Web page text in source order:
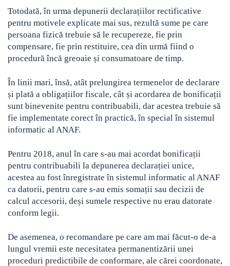
Totodată, în urma depunerii declarațiilor rectificative
pentru motivele explicate mai sus, rezultă sume pe care
persoana fizică trebuie să le recupereze, fie prin
compensare, fie prin restituire, cea din urmă fiind o
procedură încă greoaie și consumatoare de timp.
În linii mari, însă, atât prelungirea termenelor de declarare
și plată a obligațiilor fiscale, cât și acordarea de bonificații
sunt binevenite pentru contribuabili, dar acestea trebuie să
fie implementate corect în practică, în special în sistemul
informatic al ANAF.
Pentru 2018, anul în care s-au mai acordat bonificații
pentru contribuabili la depunerea declarației unice,
acestea au fost înregistrate în sistemul informatic al ANAF
ca datorii, pentru care s-au emis somații sau decizii de
calcul accesorii, deși sumele respective nu erau datorate
conform legii.
De asemenea, o recomandare pe care am mai făcut-o de-a
lungul vremii este necesitatea permanentizării unei
proceduri predictibile de conformare, ale cărei coordonate,